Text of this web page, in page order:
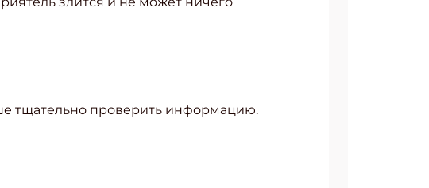
тщательно проверить информацию.
ПОДПИСАТЬСЯ